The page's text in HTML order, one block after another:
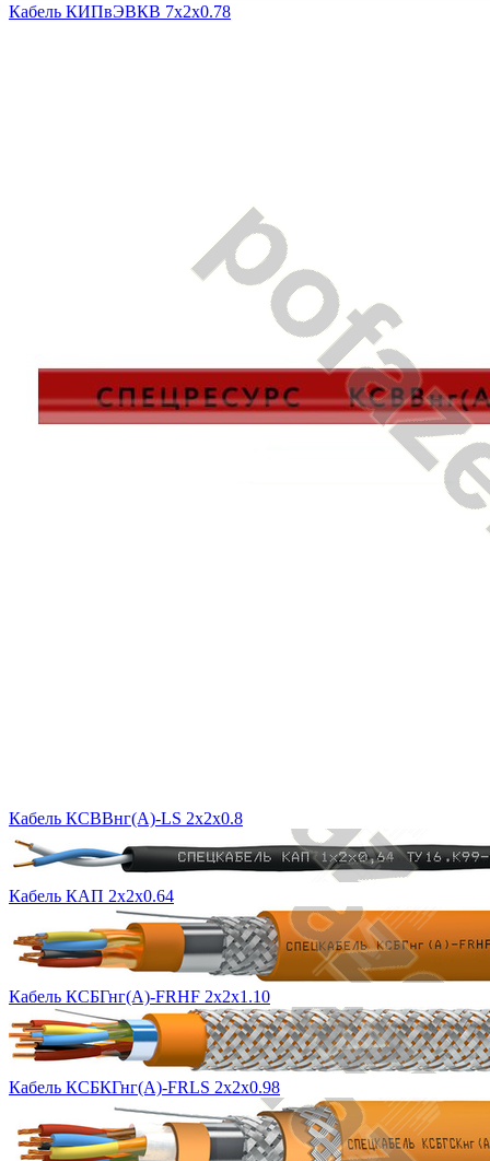
Кабель КИПвЭВКВ 7х2х0.78
Кабель КСВВнг(A)-LS 2x2x0.8
Кабель КАП 2х2х0.64
Кабель КСБГнг(А)-FRHF 2х2х1.10
Кабель КСБКГнг(А)-FRLS 2х2х0.98